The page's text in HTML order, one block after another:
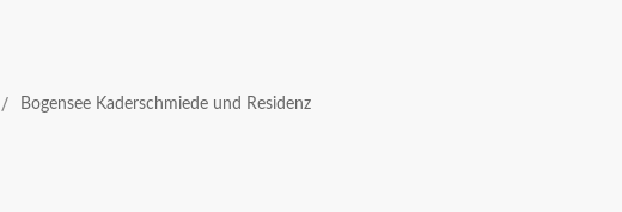
Bogensee Kaderschmiede und Residenz